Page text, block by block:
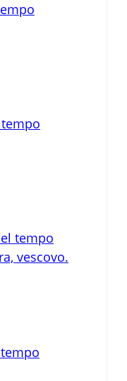
tempo
vescovo.